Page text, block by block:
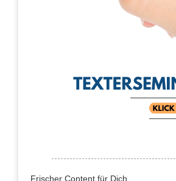
Frischer Content für Dich